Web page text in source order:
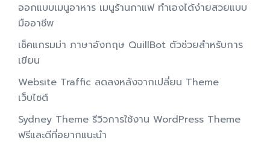
ออกแบบเมนูอาหาร เมนูร้านกาแฟ ทำเองได้ง่ายสวยแบบ
มืออาชีพ
เช็คแกรมม่า ภาษาอังกฤษ QuillBot ตัวช่วยสำหรับการ
เขียน
Website Traffic ลดลงหลังจากเปลี่ยน Theme
เว็บไซต์
Sydney Theme รีวิวการใช้งาน WordPress Theme
ฟรีและดีที่อยากแนะนำ